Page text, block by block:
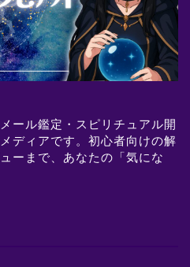
ール鑑定・スピリチュアル開
ディアです。初心者向けの解
ーまで、あなたの「気にな